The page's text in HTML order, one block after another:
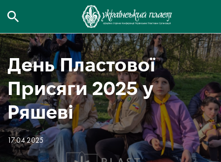
День Пластової
Присяги 2025 у
Ряшеві
17.04.2025